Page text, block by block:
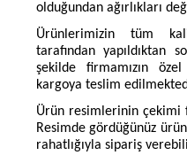
olduğundan ağırlıkları
Ürünlerimizin tüm
tarafından yapıldıktan
şekilde firmamızın
kargoya teslim
Ürün resimlerinin çekimi
Resimde gördüğünüz
rahatlığıyla sipariş